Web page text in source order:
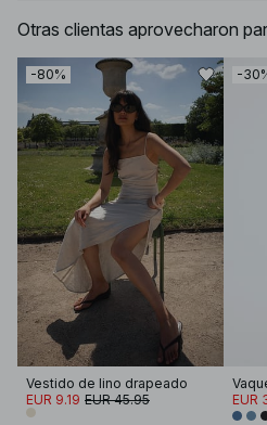
Otras clientas aprovecharon
-80%
Vestido de lino drapeado
EUR 9.19 EUR 45.95
-
EUR